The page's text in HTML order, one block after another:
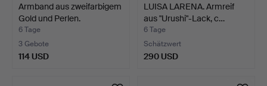
Armband aus zweifarbigem
Gold und Perlen.
6 Tage
3 Gebote
114 USD
LUISA LARENA. Armreif
aus "Urushi"-Lack, c…
6 Tage
Schätzwert
290 USD